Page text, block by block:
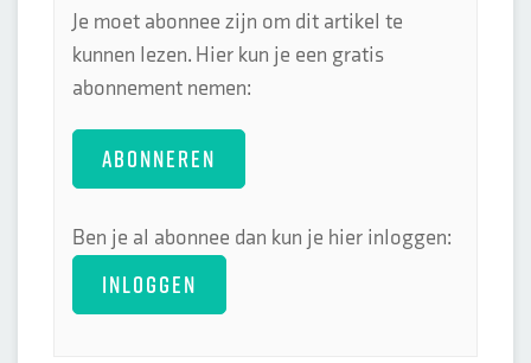
Je moet abonnee zijn om dit artikel te
kunnen lezen. Hier kun je een gratis
abonnement nemen:
ABONNEREN
Ben je al abonnee dan kun je hier inloggen:
INLOGGEN